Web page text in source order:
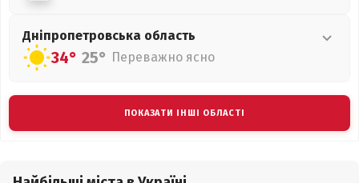
Дніпропетровська область
34° 25° Переважно ясно
ПОКАЗАТИ ІНШІ ОБЛАСТІ